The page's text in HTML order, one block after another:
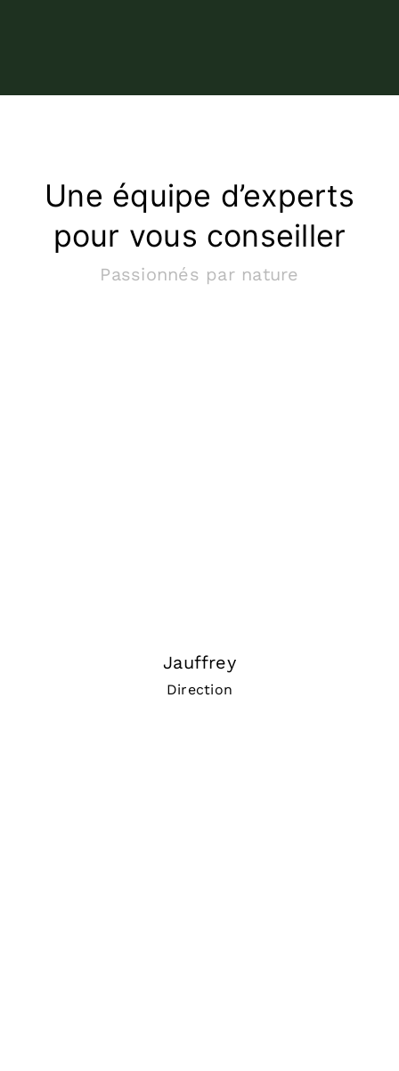
Une équipe d’experts
pour vous conseiller
Passionnés par nature
Jauffrey
Direction